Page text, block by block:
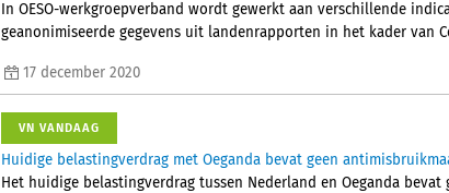
In OESO-werkgroepverband wordt gewerkt aan verschillende
geanonimiseerde gegevens uit landenrapporten in het kader van
17 december 2020
VN VANDAAG
Huidige belastingverdrag met Oeganda bevat geen
Het huidige belastingverdrag tussen Nederland en Oeganda